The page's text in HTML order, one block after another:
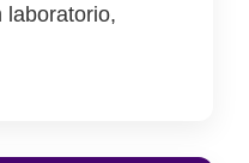
laboratorio,